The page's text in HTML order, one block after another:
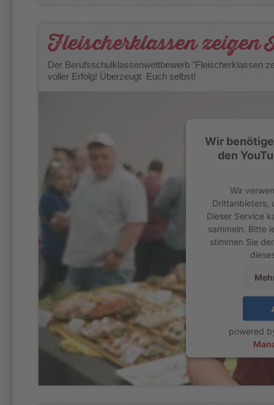
Fleischerklassen
Der Berufsschulklassenwettbewerb "Fleischerklassen
voller Erfolg! Überzeugt Euch selbst!
Wir
den
Wir
Drittanbieters,
Dieser Service
sammeln. Bitte
stimmen Sie
powered